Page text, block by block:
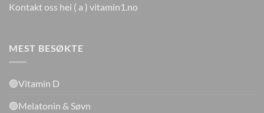
Kontakt oss hei ( a ) vitamin1.no
MEST BESØKTE
🟢Vitamin D
🟢Melatonin & Søvn